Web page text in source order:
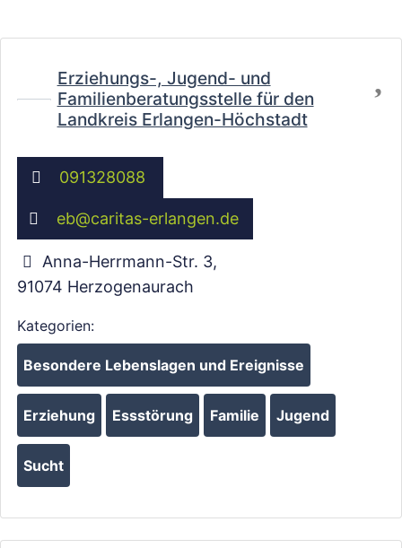
Wird geladen …
Erziehungs-, Jugend- und
Familienberatungsstelle für den
Landkreis Erlangen-Höchstadt
091328088
eb@caritas-erlangen.de
Anna-Herrmann-Str. 3,
91074 Herzogenaurach
Kategorien:
Besondere Lebenslagen und Ereignisse
Erziehung Essstörung Familie Jugend
Sucht